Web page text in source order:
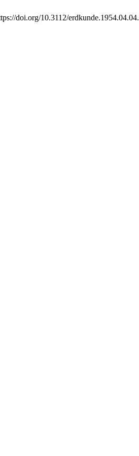
doi.org/10.3112/erdkunde.1954.04.04.